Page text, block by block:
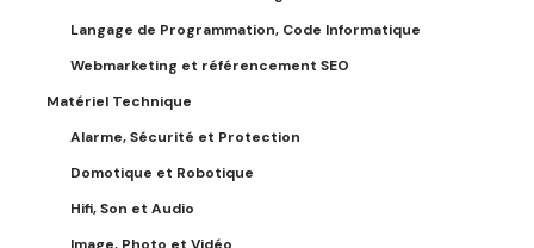
Langage de Programmation, Code Informatique
Webmarketing et référencement SEO
Matériel Technique
Alarme, Sécurité et Protection
Domotique et Robotique
Hifi, Son et Audio
Image, Photo et Vidéo